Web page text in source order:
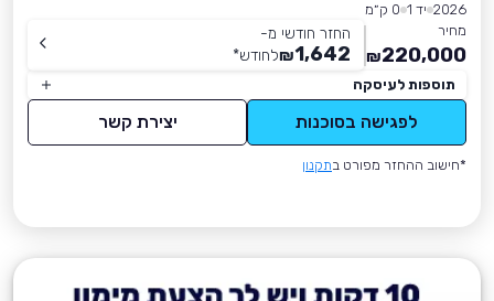
2026 יד 1
0 ק״מ
מחיר
220,000
₪
החזר חודשי מ-
1,642
₪לחודש*
תוספות לעיסקה
לפגישה בסוכנות יצירת קשר
*חישוב ההחזר מפורט בתקנון